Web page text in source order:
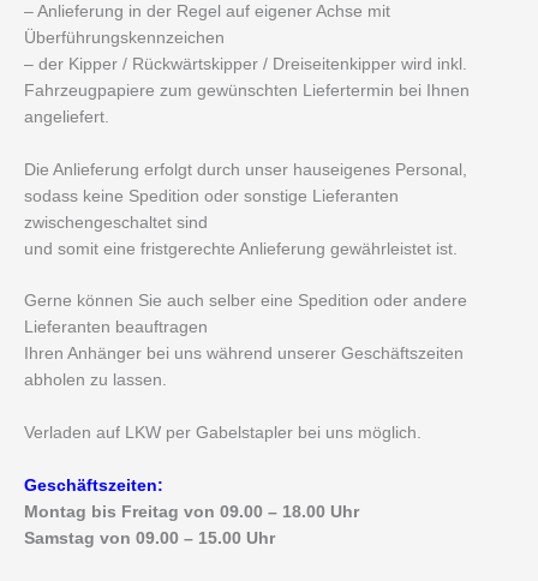
– Anlieferung in der Regel auf eigener Achse mit
Überführungskennzeichen
– der Kipper / Rückwärtskipper / Dreiseitenkipper wird inkl.
Fahrzeugpapiere zum gewünschten Liefertermin bei Ihnen
angeliefert.
Die Anlieferung erfolgt durch unser hauseigenes Personal,
sodass keine Spedition oder sonstige Lieferanten
zwischengeschaltet sind
und somit eine fristgerechte Anlieferung gewährleistet ist.
Gerne können Sie auch selber eine Spedition oder andere
Lieferanten beauftragen
Ihren Anhänger bei uns während unserer Geschäftszeiten
abholen zu lassen.
Verladen auf LKW per Gabelstapler bei uns möglich.
Geschäftszeiten:
Montag bis Freitag von 09.00 – 18.00 Uhr
Samstag von 09.00 – 15.00 Uhr